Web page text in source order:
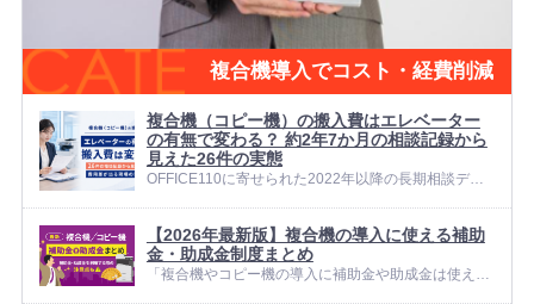
複合機導入でコスト・経費削減
複合機（コピー機）の搬入費はエレベーター
の有無で変わる？ 約2年7か月の相談記録から
見えた26件の実態
OFFICE110に寄せられた2022年以降の長期相談デー
無」に関する相談は26件、 全体の約24.5%確認されま
した。 複合機（コピー機）を導入するとき、多くの企
業が...
【2026年最新版】複合機の導入に使える補助
金・助成金制度まとめ
「複合機やコピー機の導入に補助金や助成金は使える